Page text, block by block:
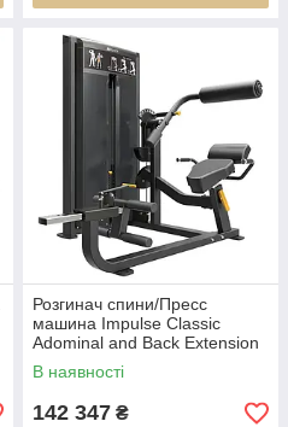
Розгинач спини/Пресс
машина Impulse Classic
Adominal and Back Extension
(ROU_5873007)
В наявності
142 347 ₴